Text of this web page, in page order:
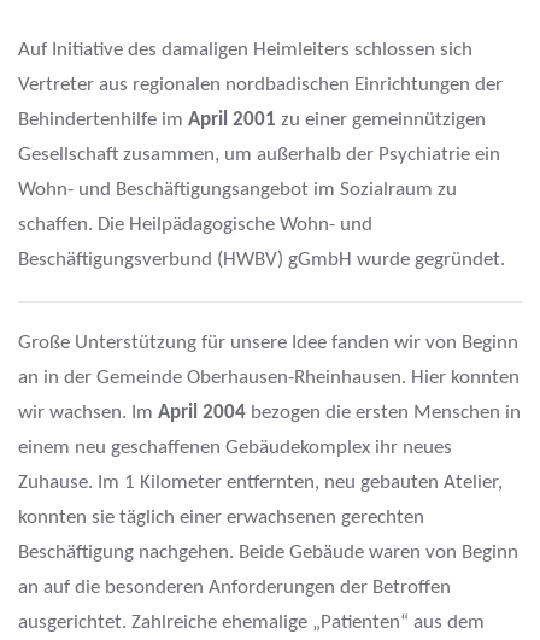
Auf Initiative des damaligen Heimleiters schlossen sich
Vertreter aus regionalen nordbadischen Einrichtungen der
Behindertenhilfe im April 2001 zu einer gemeinnützigen
Gesellschaft zusammen, um außerhalb der Psychiatrie ein
Wohn- und Beschäftigungsangebot im Sozialraum zu
schaffen. Die Heilpädagogische Wohn- und
Beschäftigungsverbund (HWBV) gGmbH wurde gegründet.
Große Unterstützung für unsere Idee fanden wir von Beginn
an in der Gemeinde Oberhausen-Rheinhausen. Hier konnten
wir wachsen. Im April 2004 bezogen die ersten Menschen in
einem neu geschaffenen Gebäudekomplex ihr neues
Zuhause. Im 1 Kilometer entfernten, neu gebauten Atelier,
konnten sie täglich einer erwachsenen gerechten
Beschäftigung nachgehen. Beide Gebäude waren von Beginn
an auf die besonderen Anforderungen der Betroffen
ausgerichtet. Zahlreiche ehemalige „Patienten“ aus dem